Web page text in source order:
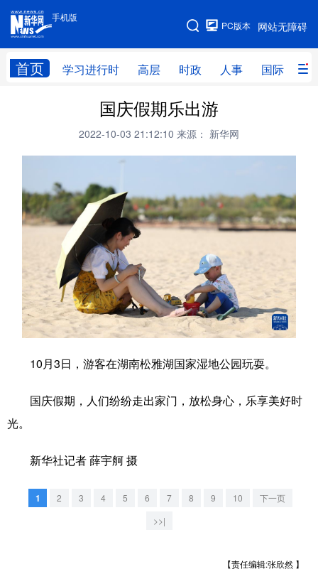
手机版
网站无障碍
PC版本
首页 学习进行时 高层 时政 人事 国际 财
手机版
网站地图
高层 时政
财经 网评
思客智库
科技 科创 量子 体育
文化 书画 健康 军事
视频 图片
法律 中央文件 金融 汽车
食品 人居 信息化 数字经济
彩票 娱乐 时尚 悦读
文化产业
国庆假期乐出游
2022-10-03 21:12:10 来源： 新华网
10月3日，游客在湖南松雅湖国家湿地公园玩耍。
国庆假期，人们纷纷走出家门，放松身心，乐享美好时
光。
新华社记者 薛宇舸 摄
1 2 3 4 5 6 7 8 9 10
下一页
>>|
【责任编辑:张欣然 】